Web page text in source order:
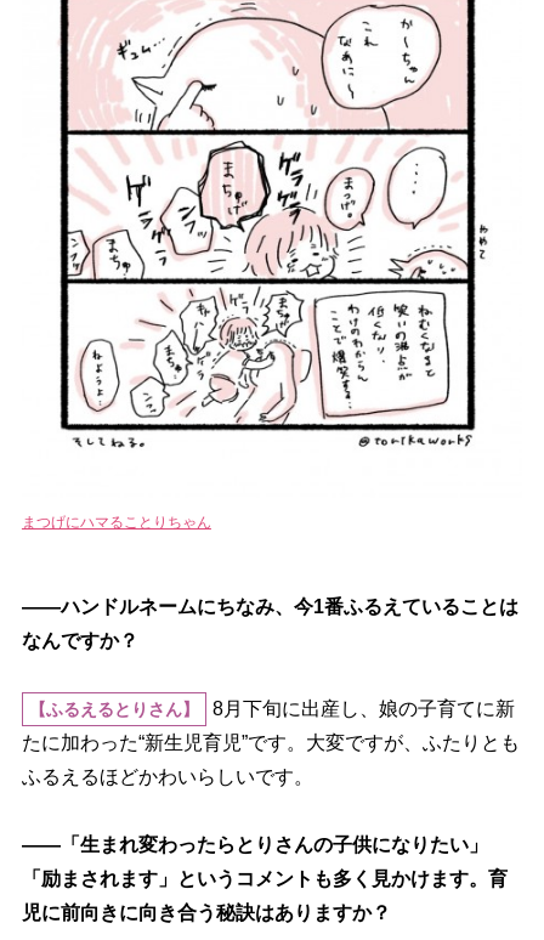
まつげにハマることりちゃん
――ハンドルネームにちなみ、今1番ふるえていることは
なんですか？
【ふるえるとりさん】
8月下旬に出産し、娘の子育てに新
たに加わった“新生児育児”です。大変ですが、ふたりとも
ふるえるほどかわいらしいです。
――「生まれ変わったらとりさんの子供になりたい」
「励まされます」というコメントも多く見かけます。育
児に前向きに向き合う秘訣はありますか？